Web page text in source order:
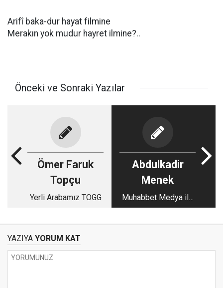
Arifî baka-dur hayat filmine
Merakın yok mudur hayret ilmine?..
Önceki ve Sonraki Yazılar
Ömer Faruk
Topçu
Yerli Arabamız TOGG
Abdulkadir
Menek
Muhabbet Medya ile
Muhabbet ve
YAZIYA YORUM KAT